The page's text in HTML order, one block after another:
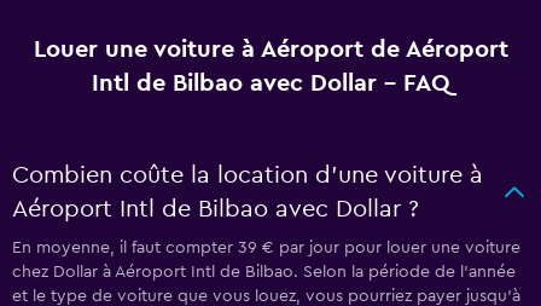
Louer une voiture à Aéroport de Aéroport
Intl de Bilbao avec Dollar - FAQ
Combien coûte la location d’une voiture à
Aéroport Intl de Bilbao avec Dollar ?
En moyenne, il faut compter 39 € par jour pour louer une voiture
chez Dollar à Aéroport Intl de Bilbao. Selon la période de l'année
et le type de voiture que vous louez, vous pourriez payer jusqu'à